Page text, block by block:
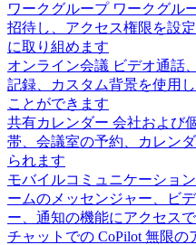
ワークグループ ワークグル
招待し、アクセス権限を設
に取り組めます
オンライン会議 ビデオ通話
記録、カスタム背景を使用
ことができます
共有カレンダー 会社および
帯、会議室の予約、カレン
られます
モバイルコミュニケーション
ームのメッセンジャー、ビ
ー、通知の機能にアクセス
チャットでの CoPilot 無限の